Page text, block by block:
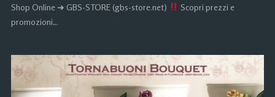
Shop Online ➜ GBS-STORE (gbs-store.net)
Scopri prezzi e
promozioni…